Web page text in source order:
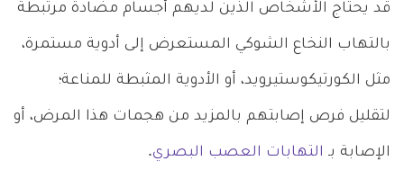
قد يحتاج الأشخاص الذين لديهم أجسام مضادة مرتبطة
بالتهاب النخاع الشوكي المستعرض إلى أدوية مستمرة،
مثل الكورتيكوستيرويد، أو الأدوية المثبطة للمناعة؛
لتقليل فرص إصابتهم بالمزيد من هجمات هذا المرض، أو
الإصابة بـ التهابات العصب البصري.